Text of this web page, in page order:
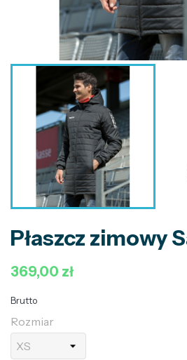
Płaszcz zimowy
369,00 zł
Brutto
Rozmiar